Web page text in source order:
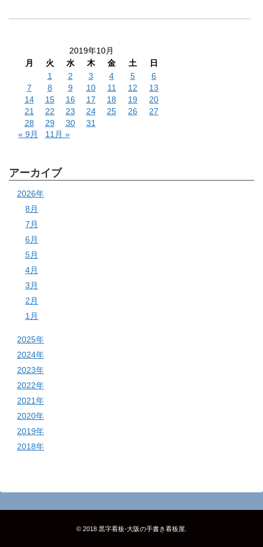
2019年10月
月
火 水 木 金 土
日
1
2 3 4 5
6
7
8 9 10 11 12
13
14
15 16 17 18 19
20
21
22 23 24 25 26
27
28
29 30
31
« 9月
11月 »
アーカイブ
2026年
8月
7月
6月
5月
4月
3月
2月
1月
2025年
2024年
2023年
2022年
2021年
2020年
2019年
2018年
© 2018 黒字看板‐大阪の手書き看板屋